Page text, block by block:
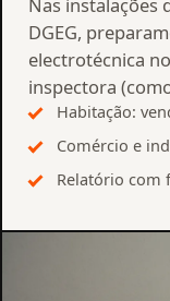
DGEG,
electrotécnica
inspectora
Habitação:
Comércio e
Relatório com